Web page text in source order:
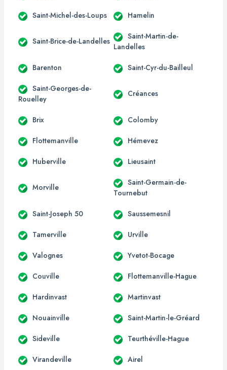
Saint-Michel-des-Loups Hamelin
Saint-Brice-de-Landelles
Saint-Martin-de-
Landelles
Barenton Saint-Cyr-du-Bailleul
Saint-Georges-de-
Rouelley
Créances
Brix Colomby
Flottemanville Hémevez
Huberville Lieusaint
Morville
Saint-Germain-de-
Tournebut
Saint-Joseph 50 Saussemesnil
Tamerville Urville
Valognes Yvetot-Bocage
Couville Flottemanville-Hague
Hardinvast Martinvast
Nouainville Saint-Martin-le-Gréard
Sideville Teurthéville-Hague
Virandeville Airel